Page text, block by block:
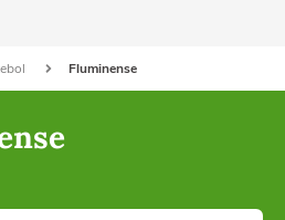
Fluminense